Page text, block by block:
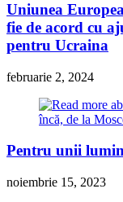
Uniunea
fie de acord cu
pentru Ucraina
februarie 2, 2024
Pentru unii
noiembrie 15, 2023